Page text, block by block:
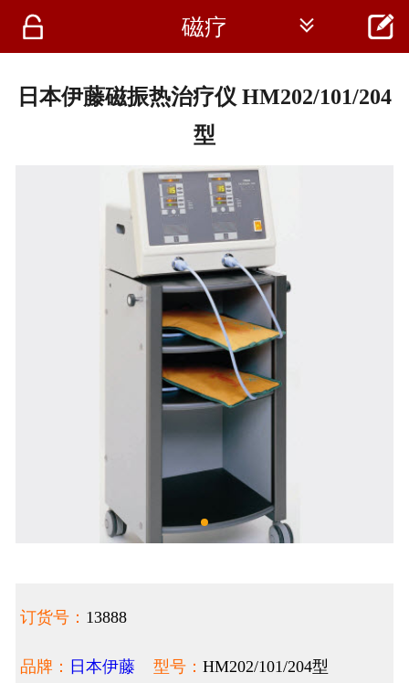
 首页
 磁疗  
日本伊藤磁振热治疗仪 HM202/101/204
型
订货号： 13888
品牌： 日本伊藤 型号： HM202/101/204型